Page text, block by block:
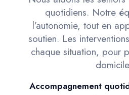
quotidiens. Notre
l’autonomie, tout en
soutien. Les
chaque situation, pour
Accompagnement